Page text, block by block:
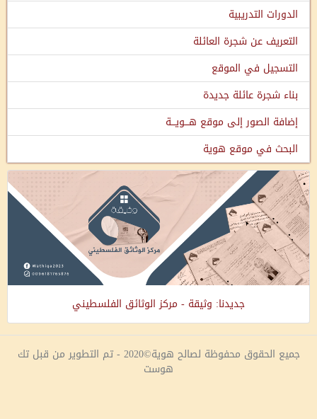
الدورات التدريبية
التعريف عن شجرة العائلة
التسجيل في الموقع
بناء شجرة عائلة جديدة
إضافة الصور إلى موقع هـــويـــة
البحث في موقع هوية
جديدنا: وثيقة - مركز الوثائق الفلسطيني
جميع الحقوق محفوظة لصالح هوية©2020 - تم التطوير من قبل تك
هوست